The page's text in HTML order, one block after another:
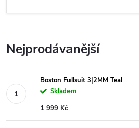
Nejprodávanější
Boston Fullsuit 3|2MM Teal
Skladem
1 999 Kč